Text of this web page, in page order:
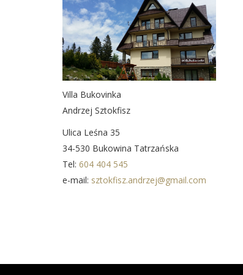
Villa Bukovinka
Andrzej Sztokfisz
Ulica Leśna 35
34-530 Bukowina Tatrzańska
Tel: 604 404 545
e-mail: sztokfisz.andrzej@gmail.com